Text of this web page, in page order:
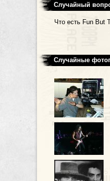
Случайный
Что есть Fun But
Случайные